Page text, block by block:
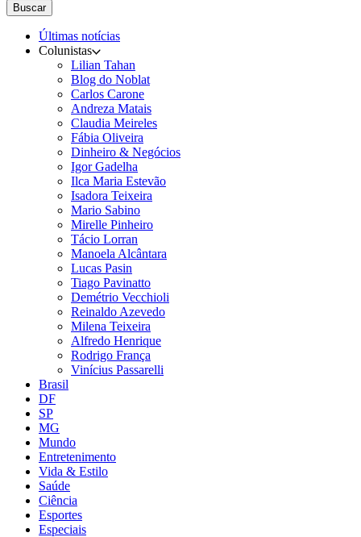
Buscar
Últimas notícias
Colunistas
Lilian Tahan
Blog do Noblat
Carlos Carone
Andreza Matais
Claudia Meireles
Fábia Oliveira
Dinheiro & Negócios
Igor Gadelha
Ilca Maria Estevão
Isadora Teixeira
Mario Sabino
Mirelle Pinheiro
Tácio Lorran
Manoela Alcântara
Lucas Pasin
Tiago Pavinatto
Demétrio Vecchioli
Reinaldo Azevedo
Milena Teixeira
Alfredo Henrique
Rodrigo França
Vinícius Passarelli
Brasil
DF
SP
MG
Mundo
Entretenimento
Vida & Estilo
Saúde
Ciência
Esportes
Especiais